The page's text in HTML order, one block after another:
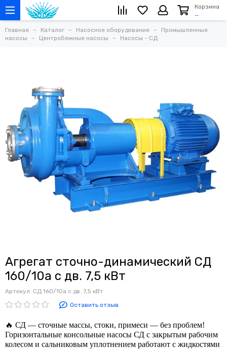
Корзина
…
Главная Каталог Насосное оборудование
Промышленные
насосы
Центробежные насосы Насосы - СД
Агрегат сточно-динамический СД
160/10а с дв. 7,5 кВт
Артикул: СД 160/10а с дв. 7,5 кВт
Оставить отзыв
🔥 СД — сточные массы, стоки, примеси — без проблем!
Горизонтальные консольные насосы СД с закрытым рабочим
колесом и сальниковым уплотнением работают с жидкостями